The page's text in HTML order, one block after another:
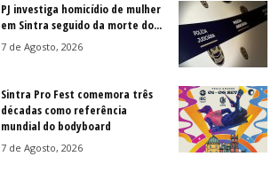
PJ investiga homicídio de mulher
em Sintra seguido da morte do...
7 de Agosto, 2026
Sintra Pro Fest comemora três
décadas como referência
mundial do bodyboard
7 de Agosto, 2026